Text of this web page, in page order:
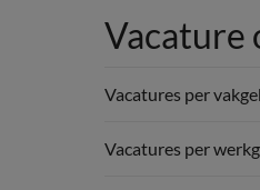
Vacature
Vacatures per
Vacatures per